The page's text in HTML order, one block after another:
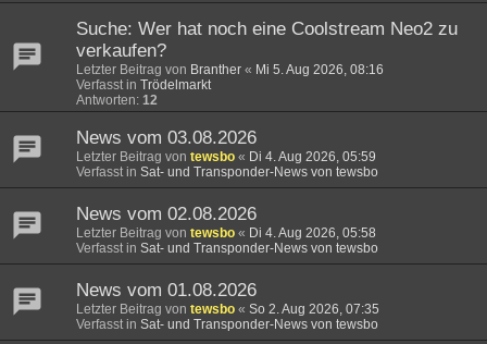
Suche: Wer hat noch eine Coolstream Neo2 zu
verkaufen?
Letzter Beitrag von Branther « Mi 5. Aug 2026, 08:16
Verfasst in Trödelmarkt
Antworten: 12
News vom 03.08.2026
Letzter Beitrag von tewsbo « Di 4. Aug 2026, 05:59
Verfasst in Sat- und Transponder-News von tewsbo
News vom 02.08.2026
Letzter Beitrag von tewsbo « Di 4. Aug 2026, 05:58
Verfasst in Sat- und Transponder-News von tewsbo
News vom 01.08.2026
Letzter Beitrag von tewsbo « So 2. Aug 2026, 07:35
Verfasst in Sat- und Transponder-News von tewsbo